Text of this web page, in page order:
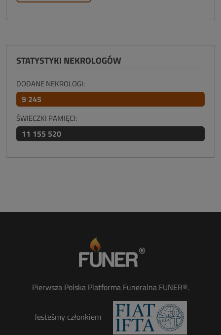
STATYSTYKI NEKROLOGÓW
DODANE NEKROLOGI:
9 245
ŚWIECZKI PAMIĘCI:
11 155 520
Pierwsza Polska Platforma Funeralna FUNER®.
Jesteśmy członkiem